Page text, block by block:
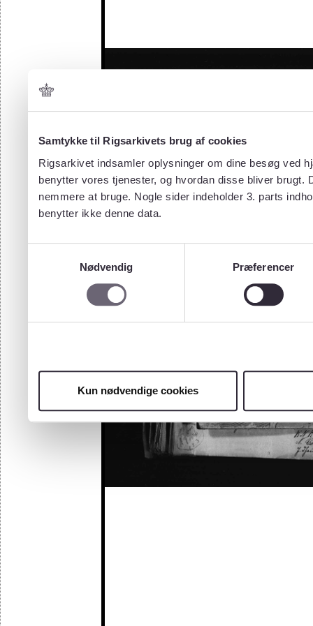
Samtykke til Rigsarkivets brug af cookies
Rigsarkivet indsamler oplysninger om dine besøg ved
benytter vores tjenester, og hvordan disse bliver
nemmere at bruge. Nogle sider indeholder 3. parts
benytter ikke denne data.
Nødvendig
Præferencer
Kun nødvendige cookies